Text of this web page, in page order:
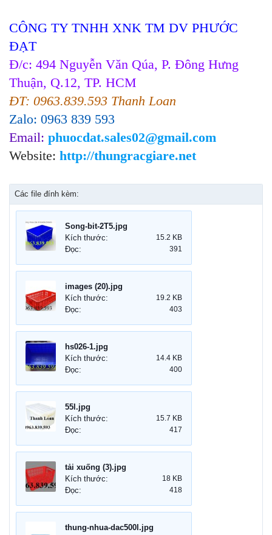
CÔNG TY TNHH XNK TM DV PHƯỚC
ĐẠT
Đ/c: 494 Nguyễn Văn Qúa, P. Đông Hưng
Thuận, Q.12, TP. HCM
ĐT: 0963.839.593 Thanh Loan
Zalo: 0963 839 593
Email: phuocdat.sales02@gmail.com
Website: http://thungracgiare.net
Các file đính kèm:
Song-bit-2T5.jpg
Kích thước:
15.2 KB
Đọc: 391
images (20).jpg
Kích thước:
19.2 KB
Đọc: 403
hs026-1.jpg
Kích thước:
14.4 KB
Đọc: 400
55l.jpg
Kích thước:
15.7 KB
Đọc: 417
tải xuống (3).jpg
Kích thước:
18 KB
Đọc: 418
thung-nhua-dac500l.jpg